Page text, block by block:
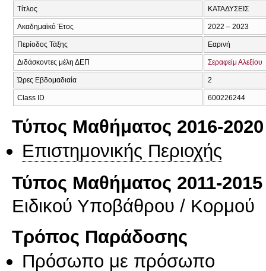
Τίτλος ΚΑΤΑΔΥΣΕΙΣ
Ακαδημαϊκό Έτος 2022 – 2023
Περίοδος Τάξης Εαρινή
Διδάσκοντες μέλη ΔΕΠ Σεραφείμ Αλεξίου
Ώρες Εβδομαδιαία 2
Class ID 600226244
Τύπος Μαθήματος 2016-2020
Επιστημονικής Περιοχής
Τύπος Μαθήματος 2011-2015
Ειδικού Υποβάθρου / Κορμού
Τρόπος Παράδοσης
Πρόσωπο με πρόσωπο